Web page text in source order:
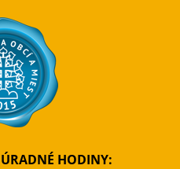
ÚRADNÉ HODINY: